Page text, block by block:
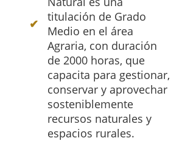
titulación de Grado
Medio en el área
Agraria, con duración
de 2000 horas, que
capacita para gestionar,
conservar y aprovechar
sosteniblemente
recursos naturales y
espacios rurales.